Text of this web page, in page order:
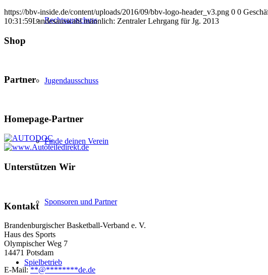
Rechtsausschuss
Jugendausschuss
Finde deinen Verein
Sponsoren und Partner
Spielbetrieb
https://bbv-inside.de/content/uploads/2016/09/bbv-logo-header_v3.png 0 0
10:31:59Landesauswahl männlich: Zentraler Lehrgang für Jg. 2013
Shop
Partner
Homepage-Partner
Unterstützen Wir
Kontakt
Brandenburgischer Basketball-Verband e. V.
Haus des Sports
Olympischer Weg 7
14471 Potsdam
E-Mail: **@********de.de